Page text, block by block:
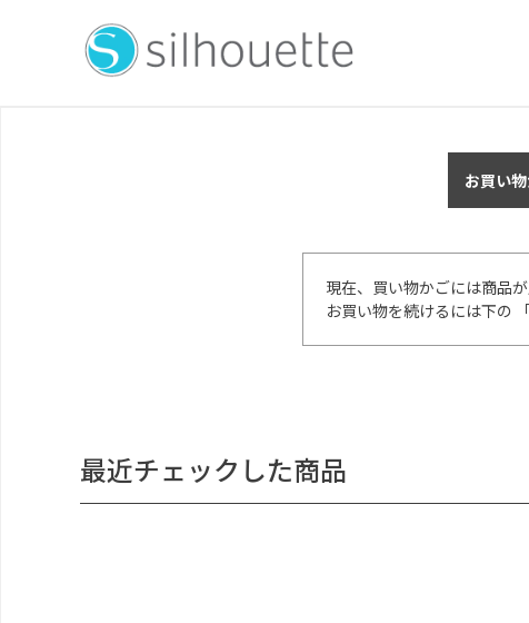
お買い
現在、買い物かごには商品が
お買い物を続けるには下の
最近チェックした商品